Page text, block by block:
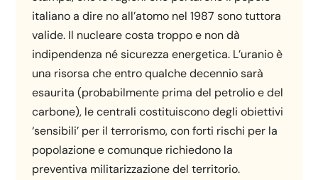
italiano a dire no all’atomo nel 1987 sono tuttora
valide. Il nucleare costa troppo e non dà
indipendenza né sicurezza energetica. L’uranio è
una risorsa che entro qualche decennio sarà
esaurita (probabilmente prima del petrolio e del
carbone), le centrali costituiscono degli obiettivi
‘sensibili’ per il terrorismo, con forti rischi per la
popolazione e comunque richiedono la
preventiva militarizzazione del territorio.